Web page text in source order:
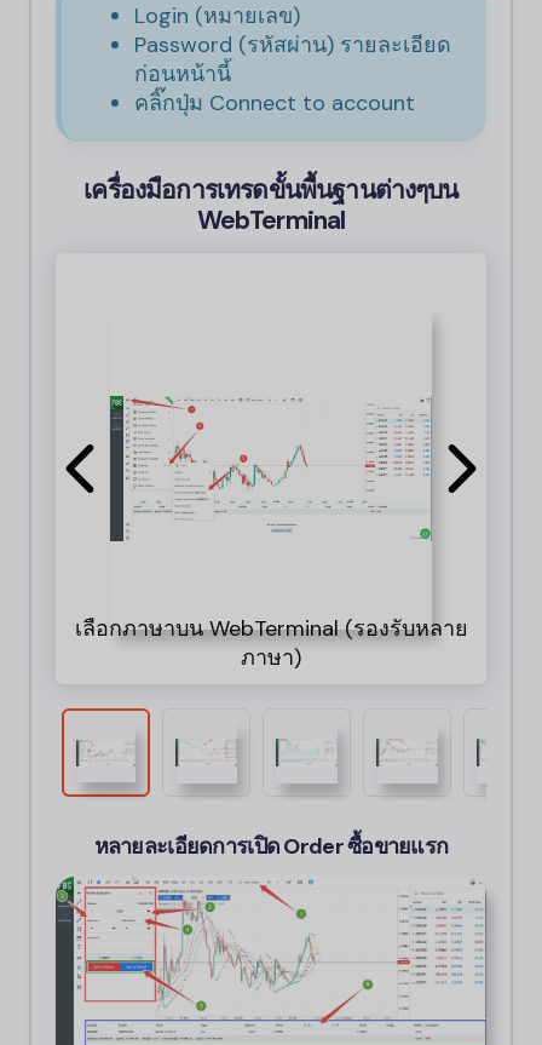
Login (หมายเลข)
Password (รหัสผ่าน) รายละเอียด
ก่อนหน้านี้
คลิ๊กปุ่ม Connect to account
เครื่องมือการเทรดขั้นพื้นฐานต่างๆบน
WebTerminal
เลือกภาษาบน WebTerminal (รองรับหลาย
ภาษา)
หลายละเอียดการเปิด Order ซื้อขายแรก